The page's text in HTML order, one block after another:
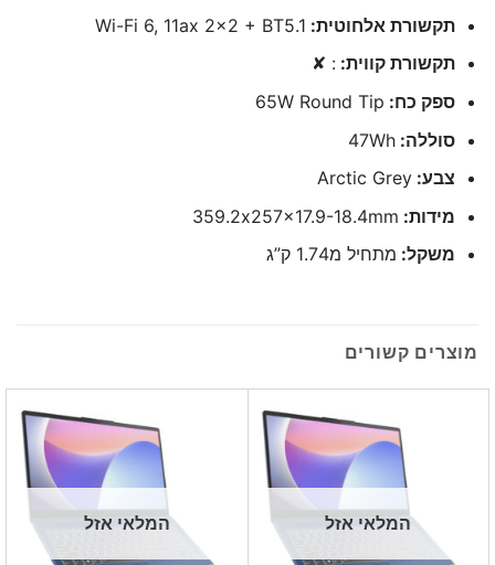
תקשורת אלחוטית: Wi-Fi 6, 11ax 2×2 + BT5.1
תקשורת קווית: : ✘
ספק כח: 65W Round Tip
סוללה: 47Wh
צבע: Arctic Grey
מידות: 359.2x257x17.9-18.4mm
משקל: מתחיל מ1.74 ק”ג
מוצרים קשורים
המלאי אזל המלאי אזל